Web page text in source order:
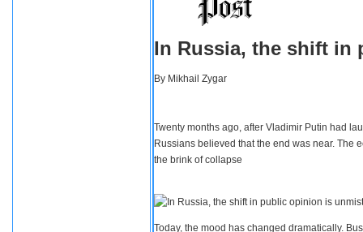
In Russia, the shift in
By Mikhail Zygar
Twenty months ago, after Vladimir Putin had
Russians believed that the end was near. The
the brink of collapse
Today, the mood has changed dramatically.